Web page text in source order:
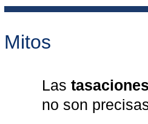
Mitos
Las
no son